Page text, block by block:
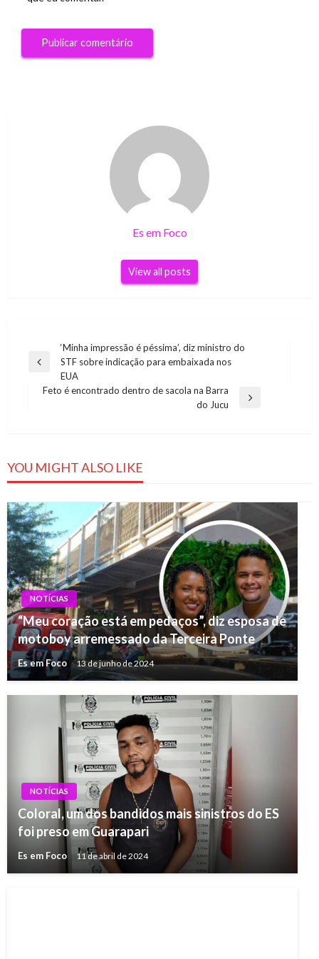
Es em Foco
View all posts
Navegação
de
Post
Previous
‘Minha impressão é péssima’, diz ministro do
STF sobre indicação para embaixada nos
EUA
Feto é encontrado dentro de sacola na Barra
do Jucu
YOU MIGHT ALSO LIKE
NOTÍCIAS
“Meu coração está em pedaços”, diz esposa de
motoboy arremessado da Terceira Ponte
Es em Foco 13 de junho de 2024
NOTÍCIAS
Coloral, um dos bandidos mais sinistros do ES
foi preso em Guarapari
Es em Foco 11 de abril de 2024